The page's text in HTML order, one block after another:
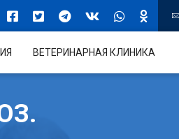
ВЕТЕРИНАРНАЯ КЛИНИКА